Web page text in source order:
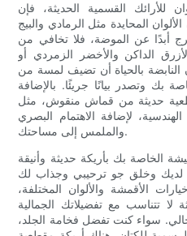
للأرائك القسمية الحديثة، فإن
المحايدة مثل الرمادي والبيج
أبدًا عن الموضة، فلا تخافي من
الداكن والأخضر الزمردي أو
النابضة بالحياة أن تضيف لمسة من
بك وتصدر بيانًا جريئًا. بالإضافة
حديثة من قماش منقوش، مثل
لإضافة الاهتمام البصري
والملمس إلى مساحتك.
الخاصة بك بأريكة حديثة وأنيقة
لديك وخلق جو ترحيبي وجذاب لك
الأقمشة والألوان المختلفة،
لا تتناسب مع تفضيلاتك الجمالية
سواء كنت تفضل فخامة الجلد،